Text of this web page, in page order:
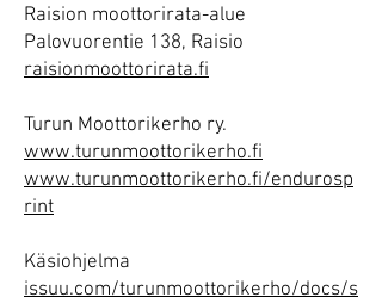
Raision moottorirata-alue
Palovuorentie 138, Raisio
raisionmoottorirata.fi
Turun Moottorikerho ry.
www.turunmoottorikerho.fi
www.turunmoottorikerho.fi/endurosp
rint
Käsiohjelma
issuu.com/turunmoottorikerho/docs/s